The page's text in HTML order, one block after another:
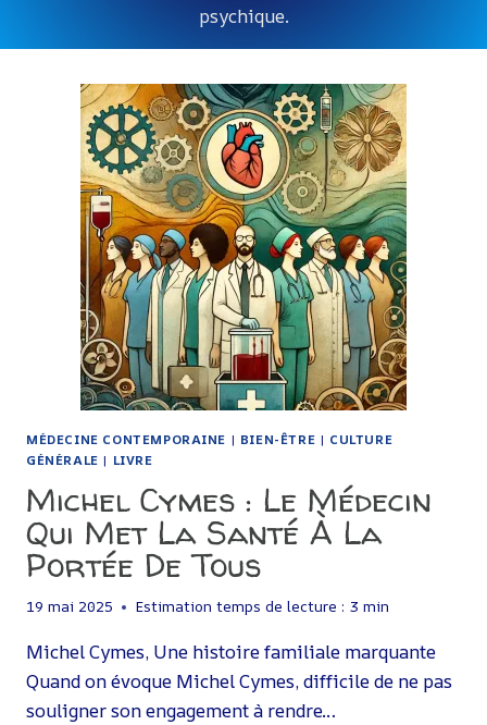
psychique.
MÉDECINE CONTEMPORAINE | BIEN-ÊTRE | CULTURE
GÉNÉRALE | LIVRE
Michel Cymes : Le Médecin
Qui Met La Santé À La
Portée De Tous
19 mai 2025 Estimation temps de lecture : 3 min
Michel Cymes, Une histoire familiale marquante
Quand on évoque Michel Cymes, difficile de ne pas
souligner son engagement à rendre…